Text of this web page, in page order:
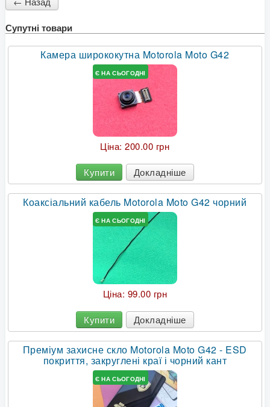
Супутні товари
Камера ширококутна Motorola Moto G42
Є НА СЬОГОДНІ
Ціна:200.00 грн
Купити Докладніше
Коаксіальний кабель Motorola Moto G42 чорний
Є НА СЬОГОДНІ
Ціна: 99.00 грн
Купити Докладніше
Преміум захисне скло Motorola Moto G42 - ESD
покриття, закруглені краї і чорний кант
Є НА СЬОГОДНІ